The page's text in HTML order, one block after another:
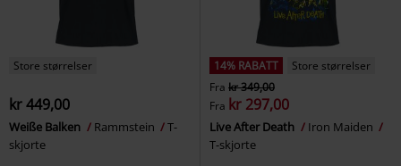
Store størrelser
kr 449,00
Weiße Balken Rammstein
T-
skjorte
14% RABATT
Store størrelser
Fra kr 349,00
Fra kr 297,00
Live After Death
Iron Maiden
T-skjorte